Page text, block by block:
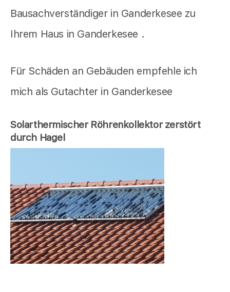
Bausachverständiger in Ganderkesee zu
Ihrem Haus in Ganderkesee .
Für Schäden an Gebäuden empfehle ich
mich als Gutachter in Ganderkesee
Solarthermischer Röhrenkollektor zerstört
durch Hagel